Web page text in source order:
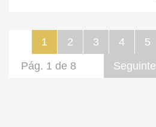
1 2 3 4 5
Seguinte
Pág. 1 de 8